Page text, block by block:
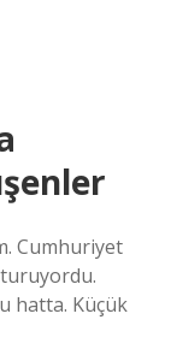
Cumhuriyet
hatta. Küçük